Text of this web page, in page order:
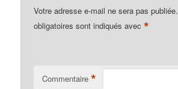
Votre adresse e-mail ne sera pas publiée.
obligatoires sont indiqués avec*
Commentaire *